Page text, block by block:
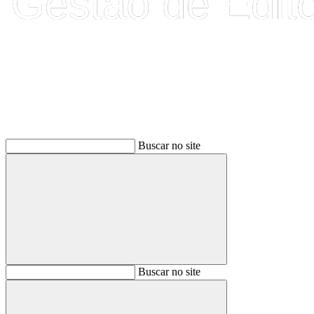
Buscar no site
BuscarBuscar no site